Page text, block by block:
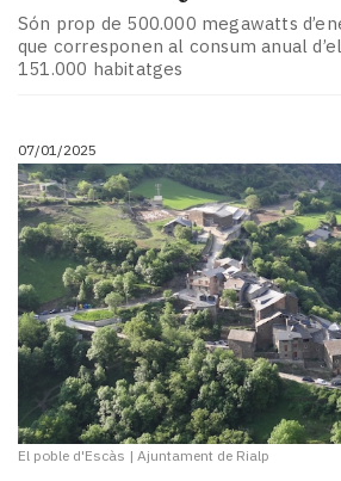
teva!
Subscriptors
La
Pallars
Contingut
patrocinat
Lo
més
llegit...
Editorial
Són prop de 500.000 megawatts
que corresponen al consum anual
151.000 habitatges
07/01/2025
El poble d'Escàs | Ajuntament de Rialp